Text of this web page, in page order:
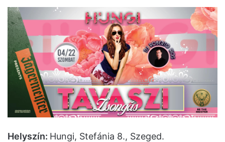
Helyszín: Hungi, Stefánia 8., Szeged.